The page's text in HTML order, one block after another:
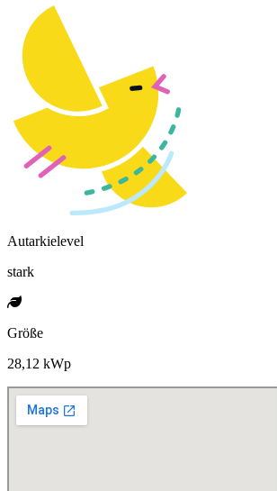
Autarkielevel
stark
Größe
28,12 kWp